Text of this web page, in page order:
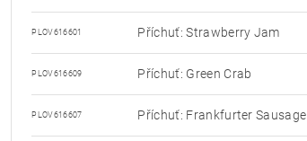
PLOV616601 Příchuť: Strawberry Jam
PLOV616609 Příchuť: Green Crab
PLOV616607 Příchuť: Frankfurter Sausage